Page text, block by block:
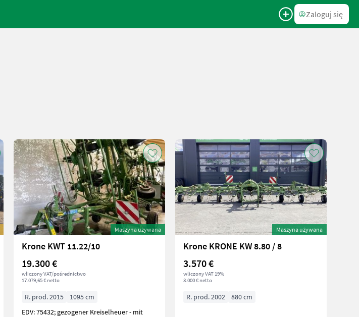
Zaloguj się
Maszyna używana
Krone KWT 11.22/10
19.300 €
wliczony VAT/pośrednictwo
17.079,65 € netto
R. prod. 2015
1095 cm
EDV: 75432; gezogener Kreiselheuer - mit
Maszyna używana
Krone KRONE KW 8.80 / 8
3.570 €
wliczony VAT 19%
3.000 € netto
R. prod. 2002 880 cm